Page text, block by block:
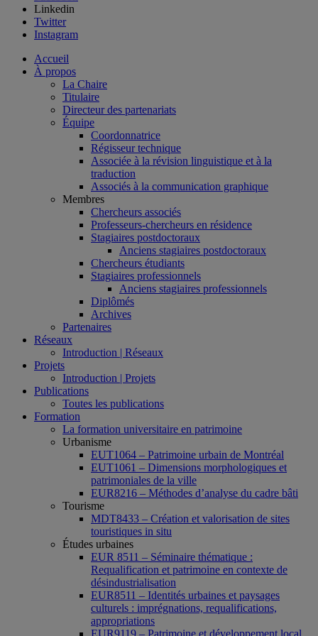
Linkedin
Twitter
Instagram
Accueil
À propos
La Chaire
Titulaire
Directeur des partenariats
Équipe
Coordonnatrice
Régisseur technique
Associée à la révision linguistique et à la
traduction
Associés à la communication graphique
Membres
Chercheurs associés
Professeurs-chercheurs en résidence
Stagiaires postdoctoraux
Anciens stagiaires postdoctoraux
Chercheurs étudiants
Stagiaires professionnels
Anciens stagiaires professionnels
Diplômés
Archives
Partenaires
Réseaux
Introduction | Réseaux
Projets
Introduction | Projets
Publications
Toutes les publications
Formation
La formation universitaire en patrimoine
Urbanisme
EUT1064 – Patrimoine urbain de Montréal
EUT1061 – Dimensions morphologiques et
patrimoniales de la ville
EUR8216 – Méthodes d’analyse du cadre bâti
Tourisme
MDT8433 – Création et valorisation de sites
touristiques in situ
Études urbaines
EUR 8511 – Séminaire thématique :
Requalification et patrimoine en contexte de
désindustrialisation
EUR8511 – Identités urbaines et paysages
culturels : imprégnations, requalifications,
appropriations
EUR9119 – Patrimoine et développement local